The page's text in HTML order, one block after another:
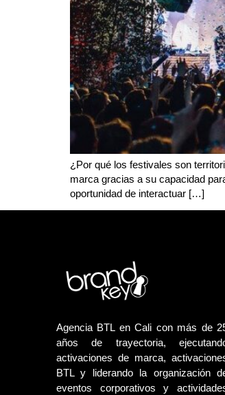
¿Por qué los festivales son
marca gracias a su capacidad
oportunidad de interactuar […]
Agencia BTL en Cali con más de
años de trayectoria,
activaciones de marca,
BTL y liderando la organización
eventos corporativos y